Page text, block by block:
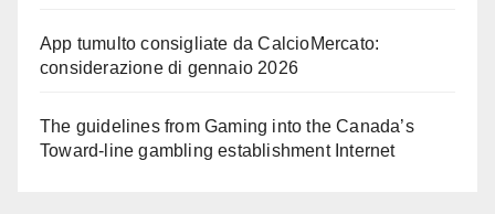
App tumulto consigliate da CalcioMercato:
considerazione di gennaio 2026
The guidelines from Gaming into the Canada’s
Toward-line gambling establishment Internet